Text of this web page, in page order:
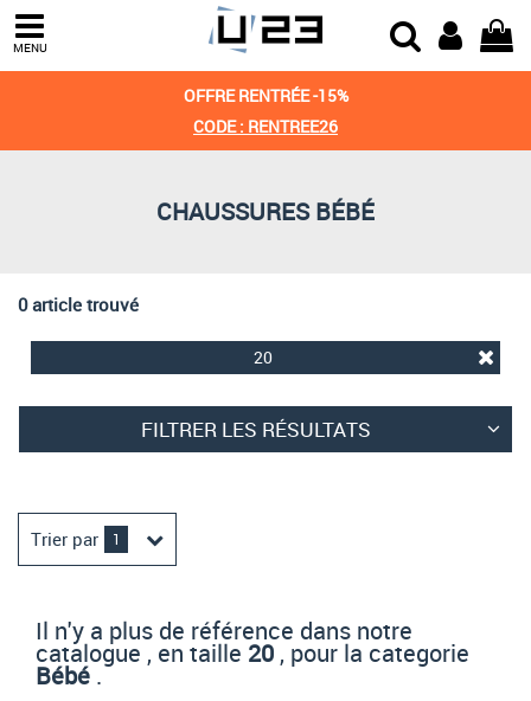
MENU
OFFRE RENTRÉE -15%
CODE : RENTREE26
CHAUSSURES BÉBÉ
0 article trouvé
20
FILTRER LES RÉSULTATS
Trier par 1
Trier par
Derniers arrivages
Il n'y a plus de référence dans notre
catalogue , en taille 20 , pour la categorie
Bébé .